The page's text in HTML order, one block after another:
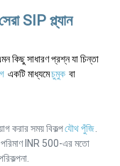
SIP প্ল্যান
কিছু সাধারণ প্রশ্ন যা চিন্তা
একটি মাধ্যমেচুমুক বা
করার সময় বিকল্পযৌথ পুঁজি .
পরিমাণ INR 500-এর মতো